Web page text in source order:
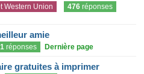
Western Union 476 réponses
amie
réponses Dernière page
gratuites à imprimer